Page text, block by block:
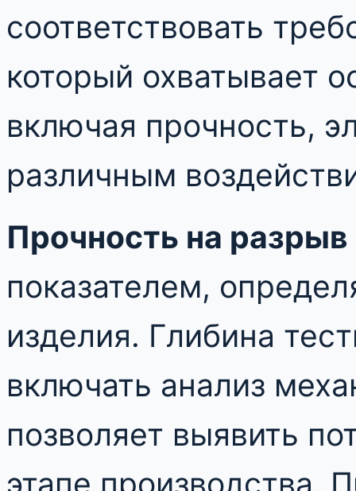
соответствовать
который охватывает
включая прочность,
различным
Прочность на разрыв
показателем,
изделия. Глибина
включать анализ
позволяет выявить
этапе производства.